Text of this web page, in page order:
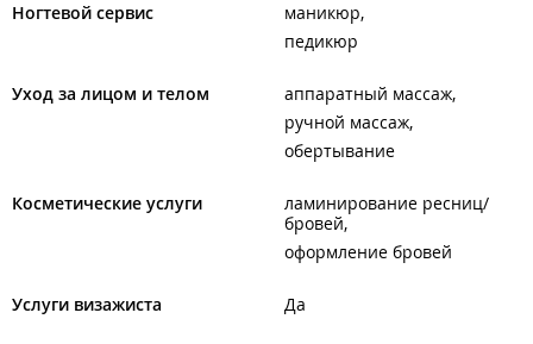
Ногтевой сервис
маникюр
педикюр
Уход за лицом и телом
аппаратный массаж
ручной массаж
обертывание
Косметические услуги
ламинирование ресниц/
бровей
оформление бровей
Услуги визажиста Да